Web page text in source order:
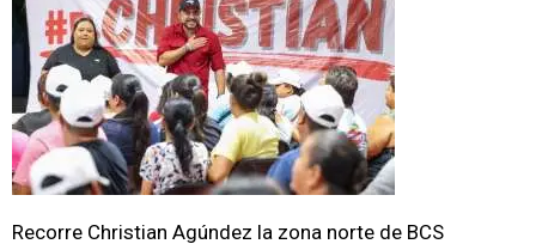
Recorre Christian Agúndez la zona norte de BCS